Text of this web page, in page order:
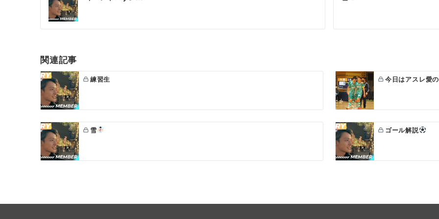
稿
ナ
ゲ
ー
シ
ョ
ン
関連記事
練習生 今日はアスレ愛
雪 ゴール解説